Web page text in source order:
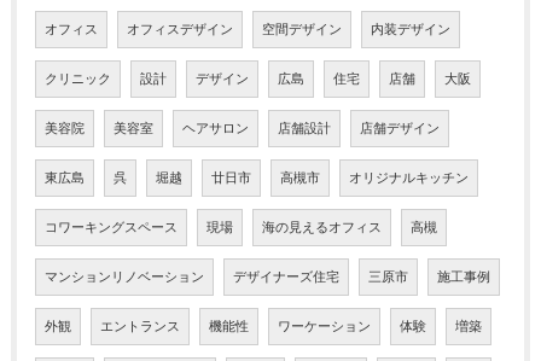
オフィス オフィスデザイン 空間デザイン 内装デザイン
クリニック 設計 デザイン 広島 住宅 店舗 大阪
美容院 美容室 ヘアサロン 店舗設計 店舗デザイン
東広島 呉 堀越 廿日市 高槻市 オリジナルキッチン
コワーキングスペース 現場 海の見えるオフィス 高槻
マンションリノベーション デザイナーズ住宅 三原市 施工事例
外観 エントランス 機能性 ワーケーション 体験 増築